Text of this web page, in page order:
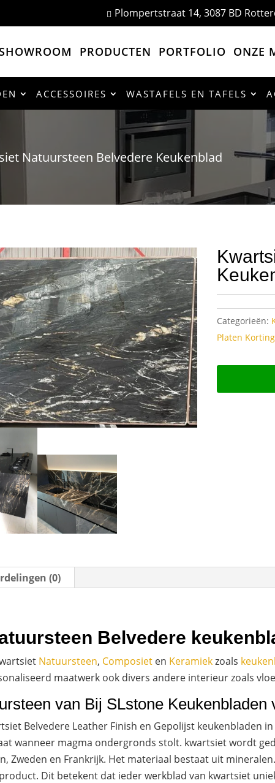
 Plompertstraat 14, 3087 BD
PRODUCTEN PORTFOLIO ONZE
ACCESSOIRES WASTAFELS EN TAFELS
Natuursteen Belvedere Keukenblad
Categorieën:
Platen Korting
(0)
Belvedere
Natuursteen, Composiet en Keramiekzoals
maatwerk ook divers andere interieur zoals
van Bij SLstone
Belvedere Leather Finish en Gepolijst keukenbladen
wanneer magma ondergronds stolt. kwartsiet wordt
Zweden en Frankrijk. Het materiaal bestaat uit
Dit betekent dat ieder werkblad van kwartsiet